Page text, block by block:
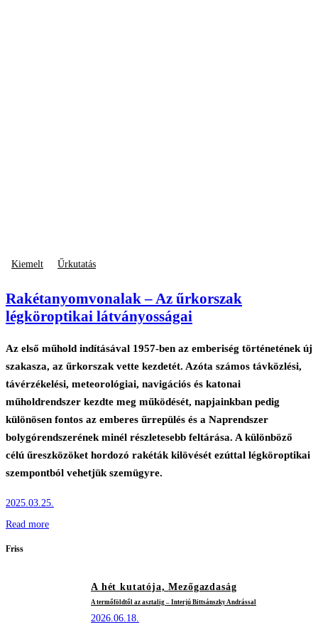
Kiemelt Űrkutatás
Rakétanyomvonalak – Az űrkorszak
légköroptikai látványosságai
Az első műhold indításával 1957-ben az emberiség történetének új
szakasza, az űrkorszak vette kezdetét. Azóta számos távközlési,
távérzékelési, meteorológiai, navigációs és katonai
műholdrendszer kezdte meg működését, napjainkban pedig
különösen fontos az emberes űrrepülés és a Naprendszer
bolygórendszerének minél részletesebb feltárása. A különböző
célú űreszközöket hordozó rakéták kilövését ezúttal légköroptikai
szempontból vehetjük szemügyre.
2025.03.25.
Read more
Friss
A hét kutatója,Mezőgazdaság
A termőföldtől az asztalig – Interjú Bittsánszky Andrással
2026.06.18.